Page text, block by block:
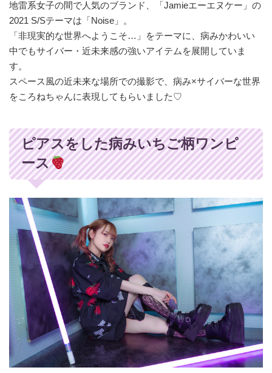
地雷系女子の間で人気のブランド、「Jamieエーエヌケー」の
2021 S/Sテーマは「Noise」。
「非現実的な世界へようこそ…」をテーマに、病みかわいい
中でもサイバー・近未来感の強いアイテムを展開していま
す。
スペース風の近未来な場所での撮影で、病み×サイバーな世界
をころねちゃんに表現してもらいました♡
ピアスをした病みいちご柄ワンピ
ース